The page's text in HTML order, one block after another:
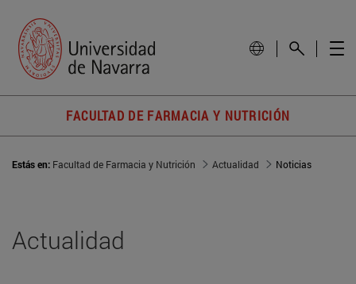
FACULTAD DE FARMACIA Y NUTRICIÓN
Estás en: Facultad de Farmacia y Nutrición Actualidad Noticias
Actualidad